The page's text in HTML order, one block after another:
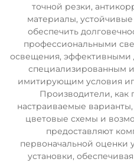
точной резки,
материалы,
обеспечить
профессиональными
освещения,
специализированным
имитирующим условия
Производители, как
настраиваемые
цветовые схемы и
предоставляют
первоначальной оценки
установки,